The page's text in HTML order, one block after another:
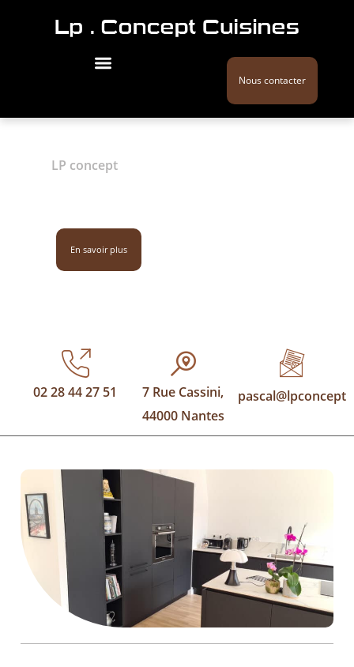
Nous contacter
LP concept
En savoir plus
02 28 44 27 51
7 Rue Cassini,
44000 Nantes